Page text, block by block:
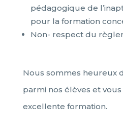
pédagogique de
pour la formation
Non- respect du
Nous sommes heureux
parmi nos élèves et
excellente formation.